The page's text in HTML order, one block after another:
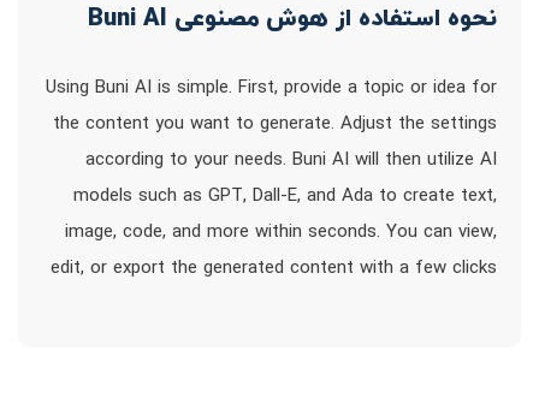
نحوه استفاده از هوش مصنوعی Buni AI
Using Buni AI is simple. First, provide a topic or idea for
the content you want to generate. Adjust the settings
according to your needs. Buni AI will then utilize AI
models such as GPT, Dall-E, and Ada to create text,
image, code, and more within seconds. You can view,
edit, or export the generated content with a few clicks